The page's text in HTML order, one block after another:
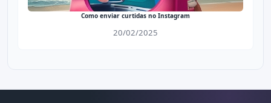
Como enviar curtidas no Instagram
20/02/2025